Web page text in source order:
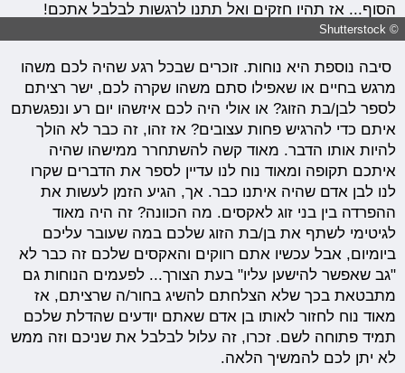
הסוף... אז תהיו חזקים ואל תתנו לרגשות לבלבל אתכם!
© Shutterstock
סיבה נוספת היא נוחות. זוכרים שבכל רגע שהיה לכם משהו
מרגש בחיים או שאפילו סתם משהו שקרה לכם, ישר רציתם
לספר לבן/בת הזוג? או אולי היה לכם איזשהו יום רע ונפגשתם
איתם כדי להרגיש פחות עצובים? אז זהו, זה כבר לא הולך
להיות אותו הדבר. מאוד קשה להשתחרר ממישהו שהיה
איתכם תקופה ומאוד נוח לנו עדיין לספר את הדברים שקרו
לנו לבן אדם שהיה איתנו כבר. אך, הגיע הזמן לעשות את
ההפרדה בין בני זוג לאקסים. מה הכוונה? זה היה מאוד
לגיטימי לשתף את בן/בת הזוג שלכם במה שעובר עליכם
ביומיום, אבל עכשיו אתם רווקים והאקסים שלכם זה כבר לא
"גב שאפשר להישען עליו" בעת הצורך... לפעמים הנוחות גם
מתבטאת בכך שלא הצלחתם להשיג בחור/ה שרציתם, אז
מאוד נוח לחזור לאותו בן אדם שאתם יודעים שהדלת שלכם
תמיד פתוחה לשם. זכרו, זה עלול לבלבל את שניכם וזה ממש
לא יתן לכם להמשיך הלאה.